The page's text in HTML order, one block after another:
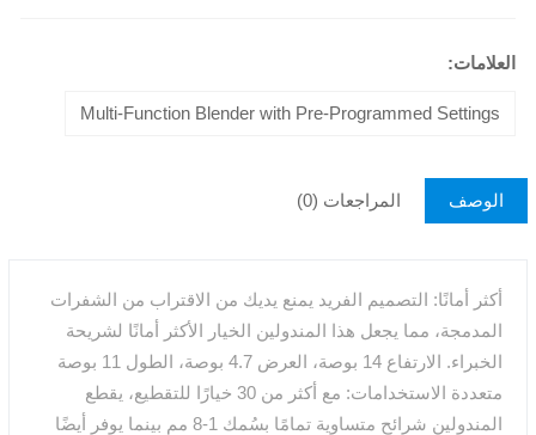
العلامات:
Multi-Function Blender with Pre-Programmed Settings
الوصف المراجعات (0)
أكثر أمانًا: التصميم الفريد يمنع يديك من الاقتراب من الشفرات
المدمجة، مما يجعل هذا المندولين الخيار الأكثر أمانًا لشريحة
الخبراء. الارتفاع 14 بوصة، العرض 4.7 بوصة، الطول 11 بوصة
متعددة الاستخدامات: مع أكثر من 30 خيارًا للتقطيع، يقطع
المندولين شرائح متساوية تمامًا بسُمك 1-8 مم بينما يوفر أيضًا